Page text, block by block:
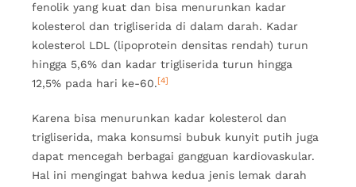
fenolik yang kuat dan bisa menurunkan kadar
kolesterol dan trigliserida di dalam darah. Kadar
kolesterol LDL (lipoprotein densitas rendah) turun
hingga 5,6% dan kadar trigliserida turun hingga
12,5% pada hari ke-60.[4]
Karena bisa menurunkan kadar kolesterol dan
trigliserida, maka konsumsi bubuk kunyit putih juga
dapat mencegah berbagai gangguan kardiovaskular.
Hal ini mengingat bahwa kedua jenis lemak darah